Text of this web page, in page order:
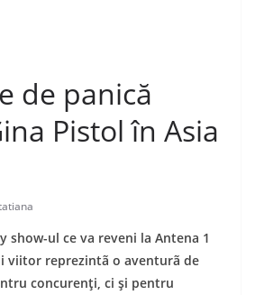
de panică
Pistol în Asia
show-ul ce va reveni la Antena 1
viitor reprezintã o aventurã de
concurenţi, ci şi pentru